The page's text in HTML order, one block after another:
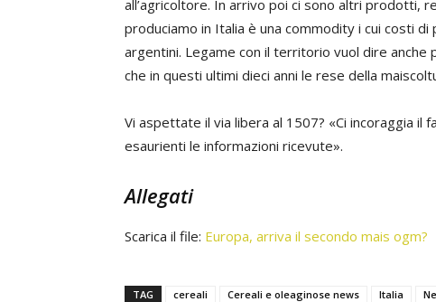
all’agricoltore. In arrivo poi ci sono altri prodotti,
produciamo in Italia è una commodity i cui costi di
argentini. Legame con il territorio vuol dire
che in questi ultimi dieci anni le rese della
Vi aspettate il via libera al 1507? «Ci incoraggia il
esaurienti le informazioni ricevute».
Allegati
Scarica il file: Europa, arriva il secondo mais ogm?
TAG cereali Cereali e oleaginose news Italia